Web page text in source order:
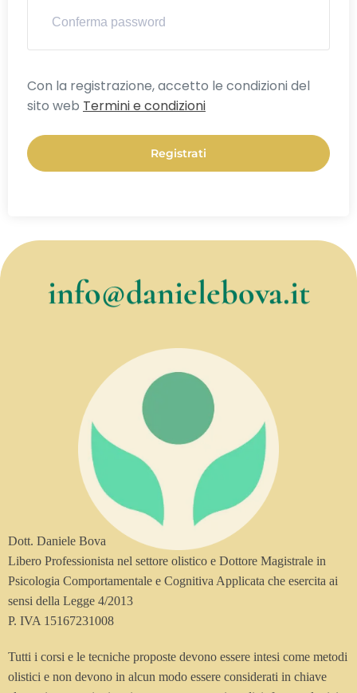
Alternative:
Con la registrazione, accetto le condizioni del
sito web Termini e condizioni
Registrati
info@danielebova.it
Dott. Daniele Bova
Libero Professionista nel settore olistico e Dottore Magistrale in
Psicologia Comportamentale e Cognitiva Applicata che esercita ai
sensi della Legge 4/2013
P. IVA 15167231008
Tutti i corsi e le tecniche proposte devono essere intesi come metodi
olistici e non devono in alcun modo essere considerati in chiave